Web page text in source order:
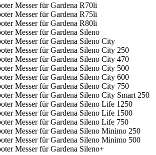
Messer für Gardena R70li
Messer für Gardena R75li
Messer für Gardena R80li
Messer für Gardena Sileno
Messer für Gardena Sileno City
Messer für Gardena Sileno City 250
Messer für Gardena Sileno City 470
Messer für Gardena Sileno City 500
Messer für Gardena Sileno City 600
Messer für Gardena Sileno City 750
Messer für Gardena Sileno City Smart 250
Messer für Gardena Sileno Life 1250
Messer für Gardena Sileno Life 1500
Messer für Gardena Sileno Life 750
Messer für Gardena Sileno Minimo 250
Messer für Gardena Sileno Minimo 500
Messer für Gardena Sileno+